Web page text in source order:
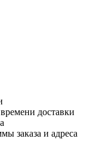
доставки
заказа и адреса